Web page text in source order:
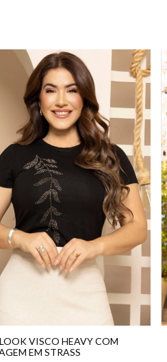
VISCO HEAVY COM
EM STRASS